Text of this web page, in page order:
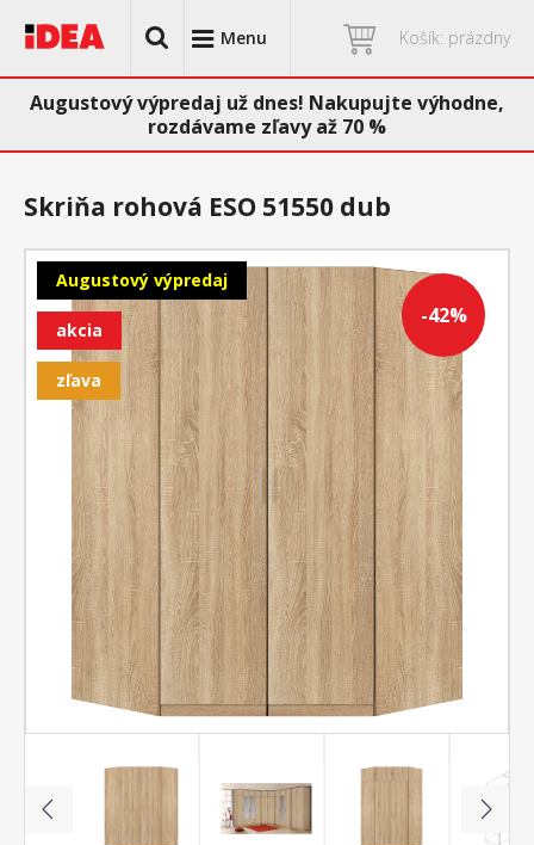
Menu Košík: prázdny
Augustový výpredaj už dnes! Nakupujte výhodne,
rozdávame zľavy až 70 %
-42%
Augustový výpredaj
akcia
zľava
Skriňa rohová ESO 51550 dub